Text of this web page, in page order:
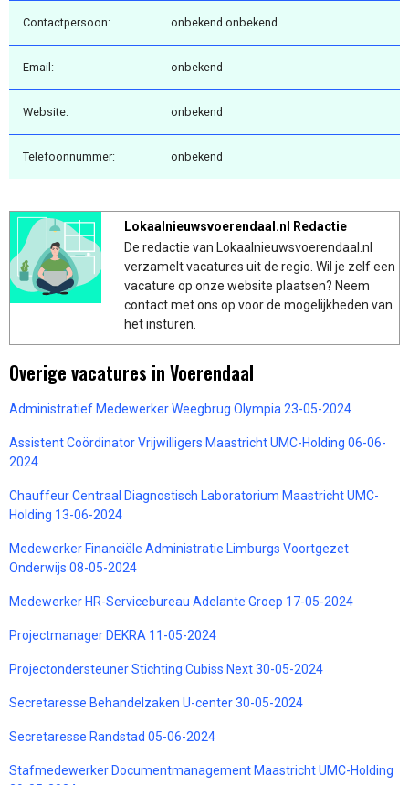
Contactpersoon: onbekend onbekend
Email: onbekend
Website: onbekend
Telefoonnummer: onbekend
Lokaalnieuwsvoerendaal.nl Redactie
De redactie van Lokaalnieuwsvoerendaal.nl
verzamelt vacatures uit de regio. Wil je zelf een
vacature op onze website plaatsen? Neem
contact met ons op voor de mogelijkheden van
het insturen.
Overige vacatures in Voerendaal
Administratief Medewerker Weegbrug Olympia 23-05-2024
Assistent Coördinator Vrijwilligers Maastricht UMC-Holding 06-06-
2024
Chauffeur Centraal Diagnostisch Laboratorium Maastricht UMC-
Holding 13-06-2024
Medewerker Financiële Administratie Limburgs Voortgezet
Onderwijs 08-05-2024
Medewerker HR-Servicebureau Adelante Groep 17-05-2024
Projectmanager DEKRA 11-05-2024
Projectondersteuner Stichting Cubiss Next 30-05-2024
Secretaresse Behandelzaken U-center 30-05-2024
Secretaresse Randstad 05-06-2024
Stafmedewerker Documentmanagement Maastricht UMC-Holding